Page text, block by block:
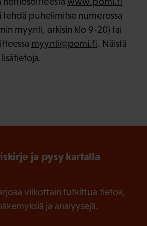
tehdä puhelimitse numerossa
myynti, arkisin klo 9-20) tai
myynti@pomi.fi. Näistä
ja pysy kartalla
viikottain tutkittua tietoa,
ja analyysejä.